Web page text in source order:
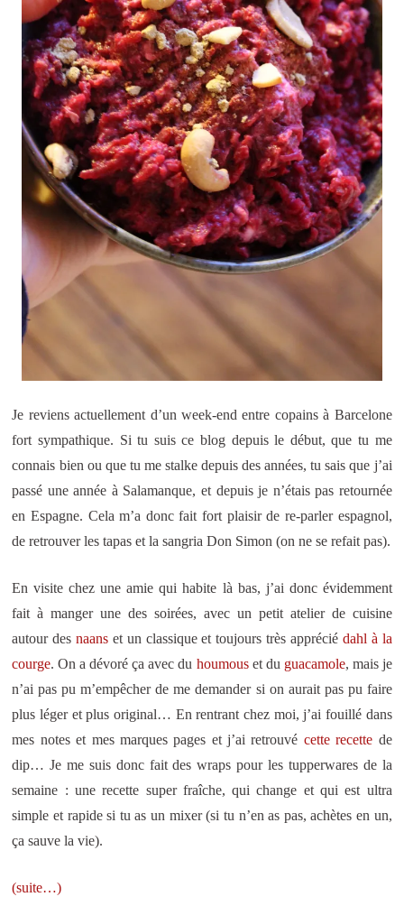
Je reviens actuellement d’un week-end entre copains à Barcelone
fort sympathique. Si tu suis ce blog depuis le début, que tu me
connais bien ou que tu me stalke depuis des années, tu sais que j’ai
passé une année à Salamanque, et depuis je n’étais pas retournée
en Espagne. Cela m’a donc fait fort plaisir de re-parler espagnol,
de retrouver les tapas et la sangria Don Simon (on ne se refait pas).
En visite chez une amie qui habite là bas, j’ai donc évidemment
fait à manger une des soirées, avec un petit atelier de cuisine
autour desnaans et un classique et toujours très apprécié dahl à la
courge. On a dévoré ça avec du houmouset du guacamole, mais je
n’ai pas pu m’empêcher de me demander si on aurait pas pu faire
plus léger et plus original… En rentrant chez moi, j’ai fouillé dans
mes notes et mes marques pages et j’ai retrouvé cette recette de
dip… Je me suis donc fait des wraps pour les tupperwares de la
semaine : une recette super fraîche, qui change et qui est ultra
simple et rapide si tu as un mixer (si tu n’en as pas, achètes en un,
ça sauve la vie).
(suite…)